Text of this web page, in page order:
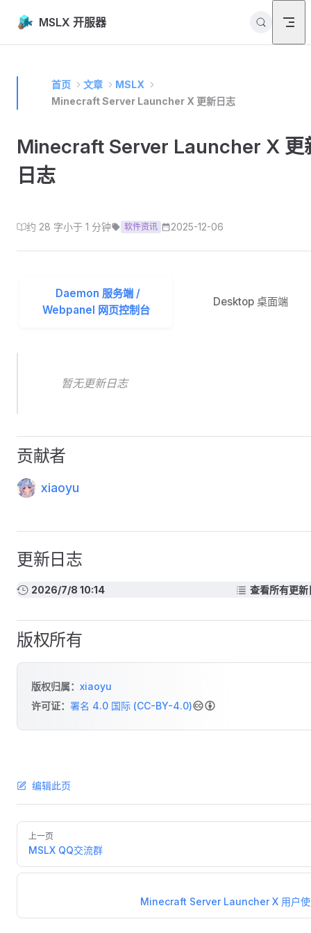
Skip to content
MSLX 开服器
首页 文章
MSLX
Minecraft Server Launcher X 更新日志
Minecraft Server Launcher X 更
日志
约 28 字小于 1 分钟 软件资讯 2025-12-06
Daemon 服务端 /
Webpanel 网页控制台
Desktop 桌面端
暂无更新日志
贡献者
xiaoyu
更新日志
2026/7/8 10:14 查看所有更新
版权所有
版权归属： xiaoyu
许可证： 署名 4.0 国际 (CC-BY-4.0)
编辑此页
上一页
MSLX QQ交流群
Minecraft Server Launcher X 用户使